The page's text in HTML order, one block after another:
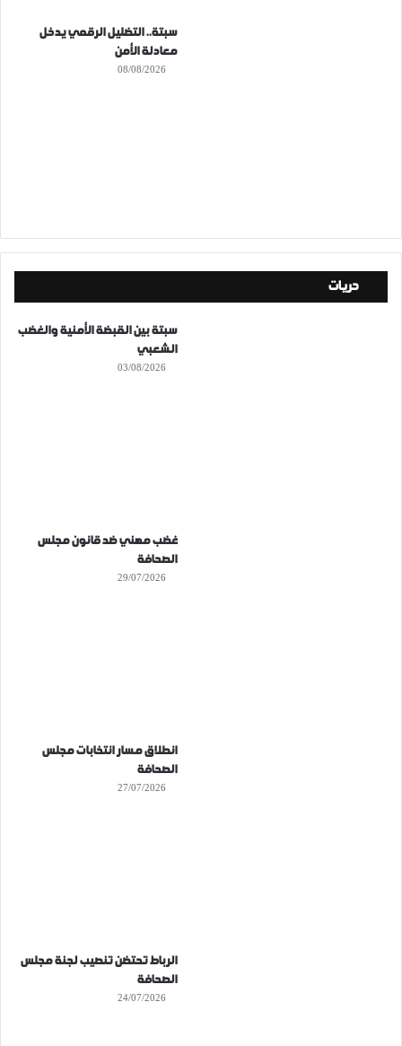
سبتة.. التضليل الرقمي يدخل
معادلة الأمن
08/08/2026
حريات
سبتة بين القبضة الأمنية والغضب
الشعبي
03/08/2026
غضب مهني ضد قانون مجلس
الصحافة
29/07/2026
انطلاق مسار انتخابات مجلس
الصحافة
27/07/2026
الرباط تحتضن تنصيب لجنة مجلس
الصحافة
24/07/2026